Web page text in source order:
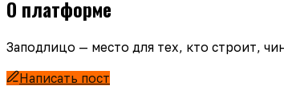
О платформе
Заподлицо — место для тех, кто строит,
Написать пост